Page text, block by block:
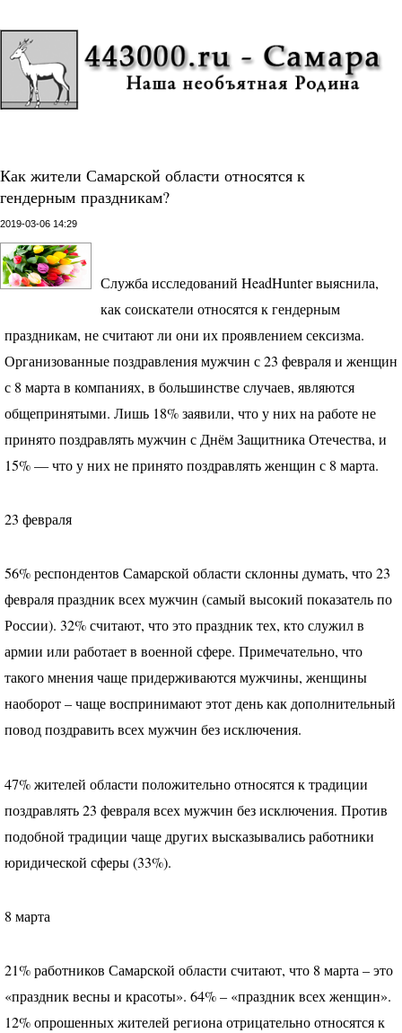
Как жители Самарской области относятся к
гендерным праздникам?
2019-03-06 14:29
Служба исследований HeadHunter выяснила,
как соискатели относятся к гендерным
праздникам, не считают ли они их проявлением сексизма.
Организованные поздравления мужчин с 23 февраля и женщин
с 8 марта в компаниях, в большинстве случаев, являются
общепринятыми. Лишь 18% заявили, что у них на работе не
принято поздравлять мужчин с Днём Защитника Отечества, и
15% — что у них не принято поздравлять женщин с 8 марта.
23 февраля
56% респондентов Самарской области склонны думать, что 23
февраля праздник всех мужчин (самый высокий показатель по
России). 32% считают, что это праздник тех, кто служил в
армии или работает в военной сфере. Примечательно, что
такого мнения чаще придерживаются мужчины, женщины
наоборот – чаще воспринимают этот день как дополнительный
повод поздравить всех мужчин без исключения.
47% жителей области положительно относятся к традиции
поздравлять 23 февраля всех мужчин без исключения. Против
подобной традиции чаще других высказывались работники
юридической сферы (33%).
8 марта
21% работников Самарской области считают, что 8 марта – это
«праздник весны и красоты». 64% – «праздник всех женщин».
12% опрошенных жителей региона отрицательно относятся к